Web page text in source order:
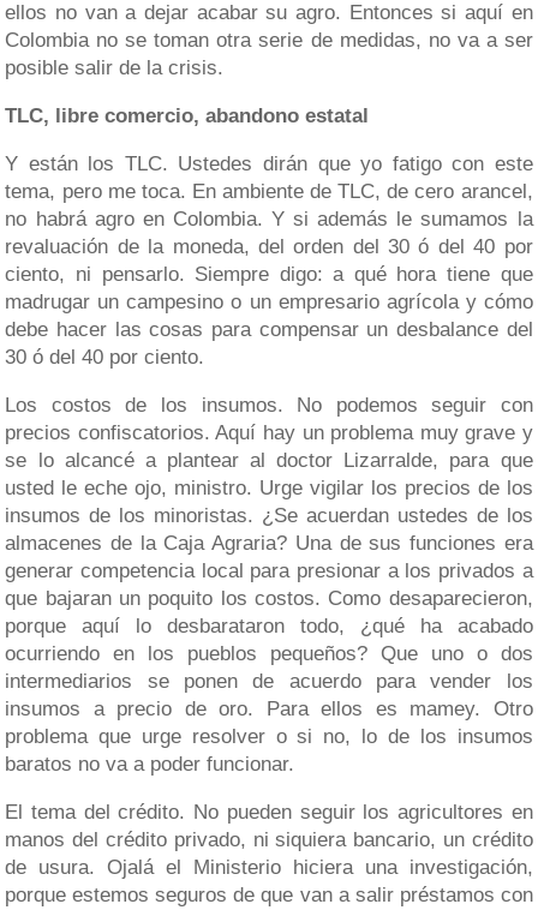
ellos no van a dejar acabar su agro. Entonces si aquí en
Colombia no se toman otra serie de medidas, no va a ser
posible salir de la crisis.
TLC, libre comercio, abandono estatal
Y están los TLC. Ustedes dirán que yo fatigo con este
tema, pero me toca. En ambiente de TLC, de cero arancel,
no habrá agro en Colombia. Y si además le sumamos la
revaluación de la moneda, del orden del 30 ó del 40 por
ciento, ni pensarlo. Siempre digo: a qué hora tiene que
madrugar un campesino o un empresario agrícola y cómo
debe hacer las cosas para compensar un desbalance del
30 ó del 40 por ciento.
Los costos de los insumos. No podemos seguir con
precios confiscatorios. Aquí hay un problema muy grave y
se lo alcancé a plantear al doctor Lizarralde, para que
usted le eche ojo, ministro. Urge vigilar los precios de los
insumos de los minoristas. ¿Se acuerdan ustedes de los
almacenes de la Caja Agraria? Una de sus funciones era
generar competencia local para presionar a los privados a
que bajaran un poquito los costos. Como desaparecieron,
porque aquí lo desbarataron todo, ¿qué ha acabado
ocurriendo en los pueblos pequeños? Que uno o dos
intermediarios se ponen de acuerdo para vender los
insumos a precio de oro. Para ellos es mamey. Otro
problema que urge resolver o si no, lo de los insumos
baratos no va a poder funcionar.
El tema del crédito. No pueden seguir los agricultores en
manos del crédito privado, ni siquiera bancario, un crédito
de usura. Ojalá el Ministerio hiciera una investigación,
porque estemos seguros de que van a salir préstamos con